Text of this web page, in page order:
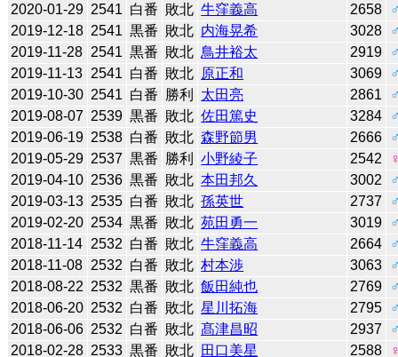
2020-01-29 2541 白番 敗北 牛窪義高 2658
2019-12-18 2541 黒番 敗北 内海晃希 3028
2019-11-28 2541 黒番 敗北 鳥井裕太 2919
2019-11-13 2541 白番 敗北 原正和 3069
2019-10-30 2541 白番 勝利 太田亮 2861
2019-08-07 2539 黒番 敗北 佐田篤史 3284
2019-06-19 2538 白番 敗北 森野節男 2666
2019-05-29 2537 黒番 勝利 小野綾子 2542
2019-04-10 2536 黒番 敗北 本田邦久 3002
2019-03-13 2535 白番 敗北 孫英世 2737
2019-02-20 2534 黒番 敗北 苑田勇一 3019
2018-11-14 2532 白番 敗北 牛窪義高 2664
2018-11-08 2532 白番 敗北 村本渉 3063
2018-08-22 2532 黒番 敗北 飯田純也 2769
2018-06-20 2532 白番 敗北 星川拓海 2795
2018-06-06 2532 白番 敗北 髙津昌昭 2937
2018-02-28 2533 黒番 敗北 田口美星 2588